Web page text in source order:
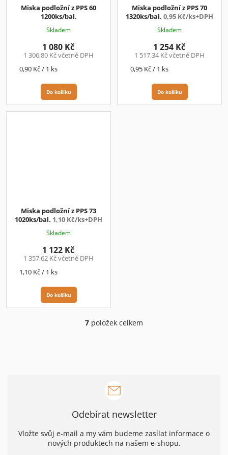
Miska podložní z PPS 60
1200ks/bal.
Skladem
1 306,80 Kč včetně DPH
1 080 Kč
Měrná
0,90 Kč / 1 ks
Do košíku
Miska podložní z PPS 70
1320ks/bal. 0,95 Kč/ks+DPH
Skladem
1 517,34 Kč včetně DPH
1 254 Kč
Měrná
0,95 Kč / 1 ks
Do košíku
Miska podložní z PPS 73
1020ks/bal. 1,10 Kč/ks+DPH
Skladem
1 357,62 Kč včetně DPH
1 122 Kč
Měrná
1,10 Kč / 1 ks
Do košíku
O
c
í
r
k
y
7 položek celkem
Odebírat newsletter
Vložte svůj e-mail a my vám budeme zasílat informace o
nových produktech na našem e-shopu.